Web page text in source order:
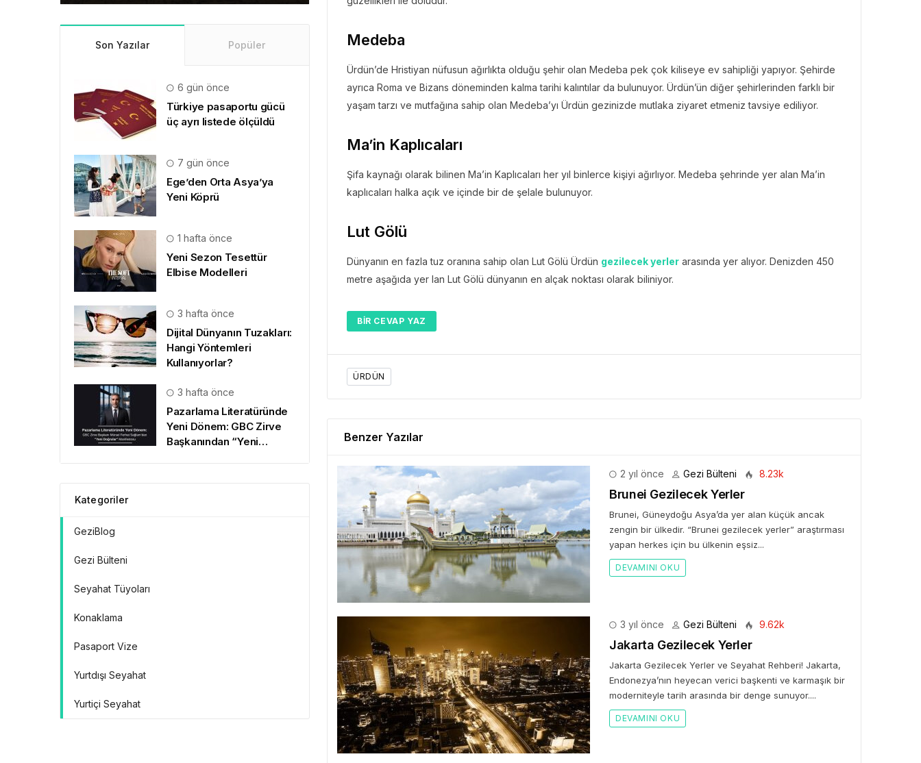
Medeba
Ürdün’de Hristiyan nüfusun ağırlıkta olduğu şehir olan Medeba pek çok kiliseye ev sahipliği yapıyor. Şehirde
ayrıca Roma ve Bizans döneminden kalma tarihi kalıntılar da bulunuyor. Ürdün’ün diğer şehirlerinden farklı bir
yaşam tarzı ve mutfağına sahip olan Medeba’yı Ürdün gezinizde mutlaka ziyaret etmeniz tavsiye ediliyor.
Ma’in Kaplıcaları
Şifa kaynağı olarak bilinen Ma’in Kaplıcaları her yıl binlerce kişiyi ağırlıyor. Medeba şehrinde yer alan Ma’in
kaplıcaları halka açık ve içinde bir de şelale bulunuyor.
Lut Gölü
Dünyanın en fazla tuz oranına sahip olan Lut Gölü Ürdün gezilecek yerler arasında yer alıyor. Denizden 450
metre aşağıda yer lan Lut Gölü dünyanın en alçak noktası olarak biliniyor.
BIR CEVAP YAZ
ÜRDÜN
Benzer Yazılar
2 yıl önce Gezi Bülteni 8.23k
Brunei Gezilecek Yerler
Brunei, Güneydoğu Asya’da yer alan küçük ancak
zengin bir ülkedir. “Brunei gezilecek yerler” araştırması
yapan herkes için bu ülkenin eşsiz...
DEVAMINI OKU
3 yıl önce Gezi Bülteni 9.62k
Jakarta Gezilecek Yerler
Jakarta Gezilecek Yerler ve Seyahat Rehberi! Jakarta,
Endonezya’nın heyecan verici başkenti ve karmaşık bir
moderniteyle tarih arasında bir denge sunuyor....
DEVAMINI OKU
Son Yazılar Popüler
6 gün önce
Türkiye pasaportu gücü
üç ayrı listede ölçüldü
7 gün önce
Ege’den Orta Asya’ya
Yeni Köprü
1 hafta önce
Yeni Sezon Tesettür
Elbise Modelleri
3 hafta önce
Dijital Dünyanın Tuzakları:
Hangi Yöntemleri
Kullanıyorlar?
3 hafta önce
Pazarlama Literatüründe
Yeni Dönem: GBC Zirve
Başkanından “Yeni
Kategoriler
GeziBlog
Gezi Bülteni
Seyahat Tüyoları
Konaklama
Pasaport Vize
Yurtdışı Seyahat
Yurtiçi Seyahat